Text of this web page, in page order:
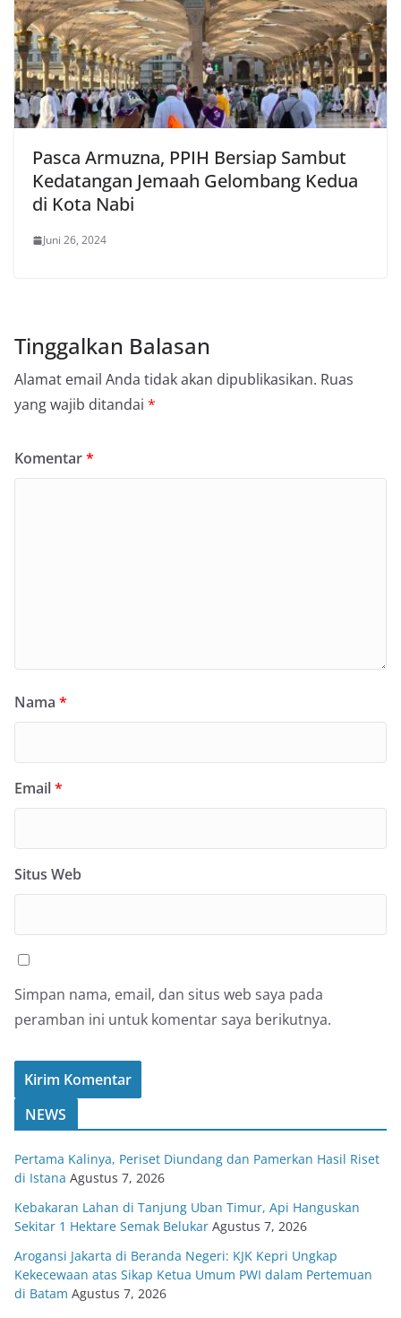
Pasca Armuzna, PPIH Bersiap Sambut
Kedatangan Jemaah Gelombang Kedua
di Kota Nabi
Juni 26, 2024
Tinggalkan Balasan
Alamat email Anda tidak akan dipublikasikan. Ruas
yang wajib ditandai *
Komentar*
Nama *
Email*
Situs Web
Simpan nama, email, dan situs web saya pada
peramban ini untuk komentar saya berikutnya.
NEWS
Pertama Kalinya, Periset Diundang dan Pamerkan Hasil Riset
di Istana Agustus 7, 2026
Kebakaran Lahan di Tanjung Uban Timur, Api Hanguskan
Sekitar 1 Hektare Semak Belukar Agustus 7, 2026
Arogansi Jakarta di Beranda Negeri: KJK Kepri Ungkap
Kekecewaan atas Sikap Ketua Umum PWI dalam Pertemuan
di Batam Agustus 7, 2026